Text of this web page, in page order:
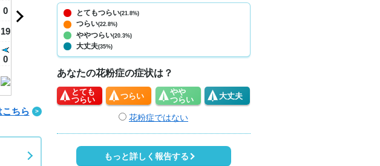
0
19
0
0
19
0
0
19
1
0
1 2 2 1
こちら
とてもつらい(21.8%)
つらい(22.8%)
ややつらい(20.3%)
大丈夫(35%)
あなたの花粉症の症状は？
とても
つらい
つらい
やや
つらい
大丈夫
花粉症ではない
もっと詳しく報告する